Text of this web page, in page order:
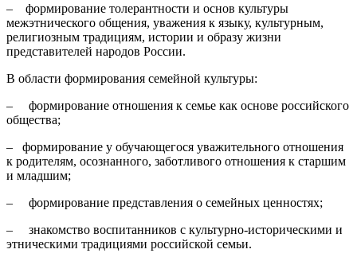
– формирование толерантности и основ культуры
межэтнического общения, уважения к языку, культурным,
религиозным традициям, истории и образу жизни
представителей народов России.
В области формирования семейной культуры:
– формирование отношения к семье как основе российского
общества;
– формирование у обучающегося уважительного отношения
к родителям, осознанного, заботливого отношения к старшим
и младшим;
– формирование представления о семейных ценностях;
– знакомство воспитанников с культурно-историческими и
этническими традициями российской семьи.